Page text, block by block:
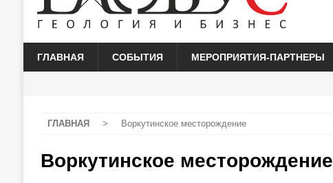
ГЛАВНАЯ СОБЫТИЯ МЕРОПРИЯТИЯ-ПАРТНЕРЫ
ГЛАВНАЯ > Воркутинское месторождение
Воркутинское месторождение